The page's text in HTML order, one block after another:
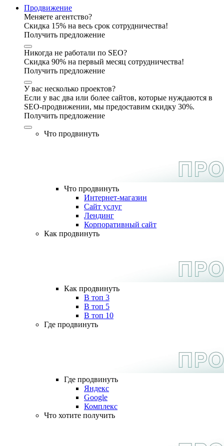
Продвижение
Меняете агентство?
Скидка 15% на весь срок сотрудничества!
Получить предложение
Никогда не работали по SEO?
Скидка 90% на первый месяц сотрудничества!
Получить предложение
У вас несколько проектов?
Если у вас два или более сайтов, которые нуждаются в
SEO-продвижении, мы предоставим скидку 30%.
Получить предложение
Что продвинуть
Что продвинуть
Интернет-магазин
Сайт услуг
Лендинг
Корпоративный сайт
Как продвинуть
Как продвинуть
В топ 3
В топ 5
В топ 10
Где продвинуть
Где продвинуть
Яндекс
Google
Комплекс
Что хотите получить